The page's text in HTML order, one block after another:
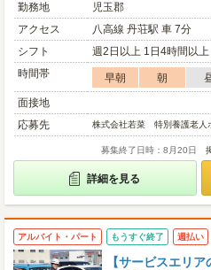
勤務地
児玉郡
アクセス
八高線 丹荘駅 車 7分
シフト
週2日以上 1日4時間以上
時間帯
早朝 朝
面接地
応募先
株式会社若菜 特別養護老人
募集終了日時：8月20日
詳細を見る
アルバイト・パート もうすぐ終了 週払い
【サービスエリ